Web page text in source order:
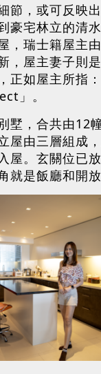
節，或可反映
豪宅林立的清
，瑞士籍屋主
，屋主妻子則
正如屋主所指
」。
墅，合共由12
屋由三層組成
屋。玄關位已
就是飯廳和開放